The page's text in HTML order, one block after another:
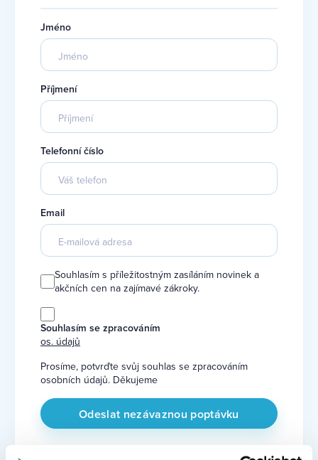
Jméno
Příjmení
Telefonní číslo
Email
Souhlasím s příležitostným zasíláním novinek a
akčních cen na zajímavé zákroky.
Souhlasím se zpracováním
os. údajů
Prosíme, potvrďte svůj souhlas se zpracováním
osobních údajů. Děkujeme